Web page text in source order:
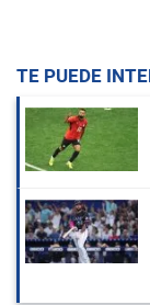
TE PUEDE